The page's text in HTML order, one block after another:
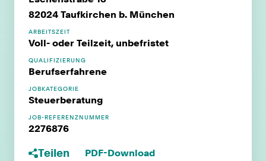
82024 Taufkirchen b. München
ARBEITSZEIT
Voll- oder Teilzeit, unbefristet
QUALIFIZIERUNG
Berufserfahrene
JOBKATEGORIE
Steuerberatung
JOB-REFERENZNUMMER
2276876
Teilen PDF-Download